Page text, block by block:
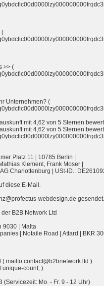
(
>> (
Unternehmen? (
mit 4,62 von 5 Sternen
mit 4,62 von 5 Sternen
Platz 11 | 10785 Berlin |
Klement, Frank Moser |
Charlottenburg | USt-ID.:
diese E-Mail.
webdesign.de gesendet.
B2B Network Ltd
9030 | Malta
| Notaile Road | Attard | BKR
mailto:contact@b2bnetwork.ltd )
count; )
(Servicezeit: Mo. - Fr. 9 - 12 Uhr)